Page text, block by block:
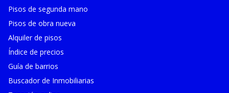
Pisos de segunda mano
Pisos de obra nueva
Alquiler de pisos
Índice de precios
Guía de barrios
Buscador de Inmobiliarias